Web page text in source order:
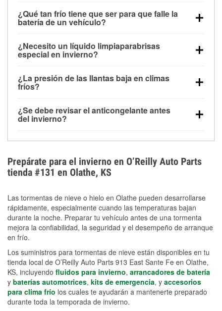
¿Qué tan frío tiene que ser para que falle la
batería de un vehículo?
debajo de los 32 °F y puede perder hasta la mitad de
su potencia de arranque cerca de los 0 °F, lo que
arranque.
¿Necesito un líquido limpiaparabrisas
especial en invierno?
la congelación y ayuda a disolver la sal y la nieve
derretida en la carretera para mejorar la visibilidad.
¿La presión de las llantas baja en climas
fríos?
alrededor de 1 PSI por cada 10 °F que baja la
temperatura. Puedes obtener más información sobre
¿Se debe revisar el anticongelante antes
del invierno?
el sobrecalentamiento en condiciones de frío
extremo. Aprende cómo comprobar la protección
anticongelante en nuestra sección How-To.
Prepárate para el invierno en O’Reilly Auto Parts
tienda #131 en Olathe, KS
Las tormentas de nieve o hielo en Olathe pueden desarrollarse
rápidamente, especialmente cuando las temperaturas bajan
durante la noche. Preparar tu vehículo antes de una tormenta
mejora la confiabilidad, la seguridad y el desempeño de arranque
en frío.
Los suministros para tormentas de nieve están disponibles en tu
tienda local de O’Reilly Auto Parts 913 East Sante Fe en Olathe,
KS, incluyendo fluidos para invierno, arrancadores de batería
y baterías automotrices, kits de emergencia, y accesorios
para clima frío los cuales te ayudarán a mantenerte preparado
durante toda la temporada de invierno.